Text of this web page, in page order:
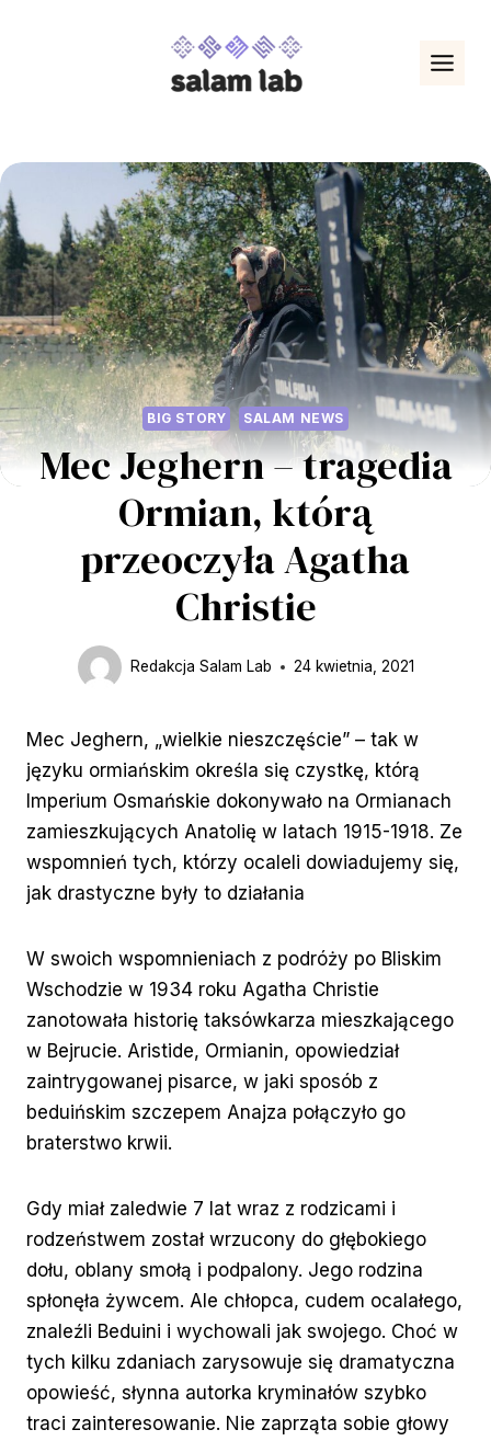
BIG STORY SALAM NEWS
Mec Jeghern – tragedia
Ormian, którą
przeoczyła Agatha
Christie
Redakcja Salam Lab 24 kwietnia, 2021
Mec Jeghern, „wielkie nieszczęście” – tak w
języku ormiańskim określa się czystkę, którą
Imperium Osmańskie dokonywało na Ormianach
zamieszkujących Anatolię w latach 1915-1918. Ze
wspomnień tych, którzy ocaleli dowiadujemy się,
jak drastyczne były to działania
W swoich wspomnieniach z podróży po Bliskim
Wschodzie w 1934 roku Agatha Christie
zanotowała historię taksówkarza mieszkającego
w Bejrucie. Aristide, Ormianin, opowiedział
zaintrygowanej pisarce, w jaki sposób z
beduińskim szczepem Anajza połączyło go
braterstwo krwii.
Gdy miał zaledwie 7 lat wraz z rodzicami i
rodzeństwem został wrzucony do głębokiego
dołu, oblany smołą i podpalony. Jego rodzina
spłonęła żywcem. Ale chłopca, cudem ocalałego,
znaleźli Beduini i wychowali jak swojego. Choć w
tych kilku zdaniach zarysowuje się dramatyczna
opowieść, słynna autorka kryminałów szybko
traci zainteresowanie. Nie zaprząta sobie głowy